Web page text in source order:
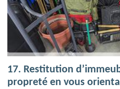
17. Restitution
propreté en vous